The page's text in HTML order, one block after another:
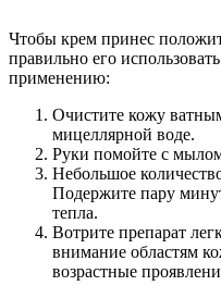
Чтобы крем принес
правильно его
применению:
Очистите кожу
мицеллярной воде.
Руки помойте с
Небольшое
Подержите пару
тепла.
Вотрите препарат
внимание областям
возрастные